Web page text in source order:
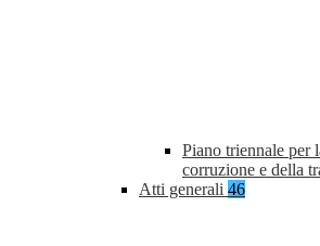
Piano triennale per
corruzione e della
Atti generali 46